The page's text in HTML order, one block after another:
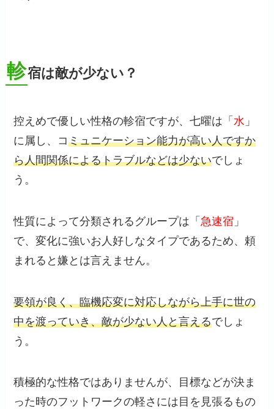
軫宿は敵が少ない？
控えめで優しい性格の軫宿ですが、七曜は「 水 」
に属し、コミュニケーション能力が高い人ですか
ら人間関係によるトラブルなどは少ないでしょ
う。
性質によって分類されるグループは「 急速宿 」
で、変化に強いお人好しなタイプであるため、頼
まれると嫌とは言えません。
要領が良く、臨機応変に対応しながら上手に世の
中を渡っていき、敵が少ない人と言えるでしょ
う。
積極的な性格ではありませんが、目標などが決ま
った時のフットワークの軽さには目を見張るもの